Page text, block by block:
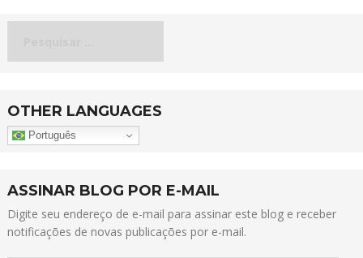
OTHER LANGUAGES
Português
ASSINAR BLOG POR E-MAIL
Digite seu endereço de e-mail para assinar este blog e receber
notificações de novas publicações por e-mail.